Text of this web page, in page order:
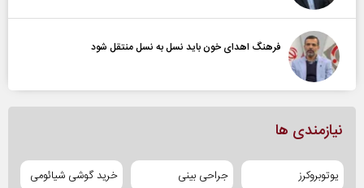
فرهنگ اهدای خون باید نسل به نسل منتقل شود
نیازمندی ها
یوتوبروکرز جراحی بینی خرید گوشی شیائومی